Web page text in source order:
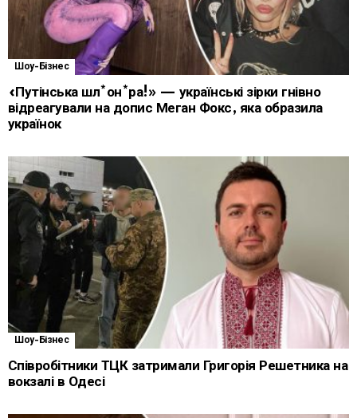
Шоу-Бізнес
«Путінська шл*он*ра!» — українські зірки гнівно
відреагували на допис Меган Фокс, яка образила
українок
Шоу-Бізнес
Співробітники ТЦК затримали Григорія Решетника на
вокзалі в Одесі